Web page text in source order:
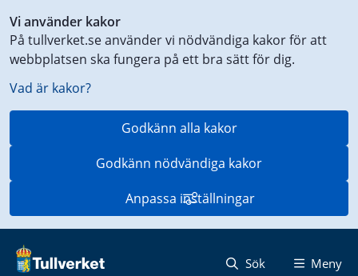
Vi använder kakor
På tullverket.se använder vi nödvändiga kakor för att
webbplatsen ska fungera på ett bra sätt för dig.
Vad är kakor?
Godkänn alla kakor
Godkänn nödvändiga kakor
Anpassa inställningar
till
innehåll
på
aktuell
Sök Meny